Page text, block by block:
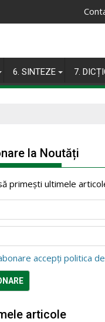
6. SINTEZE 7.
la Noutăți
primești ultimele
accepți politica
articole